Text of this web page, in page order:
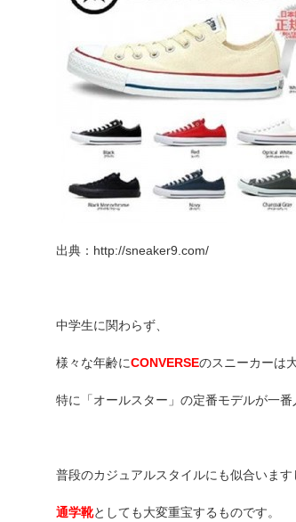
出典：http://sneaker9.com/
中学生に関わらず、
様々な年齢にCONVERSEのスニーカーは
特に「オールスター」の定番モデルが一番
普段のカジュアルスタイルにも似合います
通学靴としても大変重宝するものです。